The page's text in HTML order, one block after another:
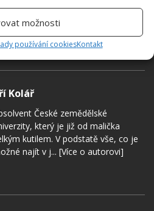
možnosti
používání cookiesKontakt
Kolář
České zemědělské
který je již od malička
kutilem. V podstatě vše, co je
najít v j... [Více o autorovi]